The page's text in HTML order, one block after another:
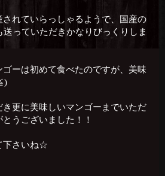
れていらっしゃるようで、国産の
っていただきかなりびっくりしま
ーは初めて食べたのですが、美味
更に美味しいマンゴーまでいただ
うございました！！
下さいね☆